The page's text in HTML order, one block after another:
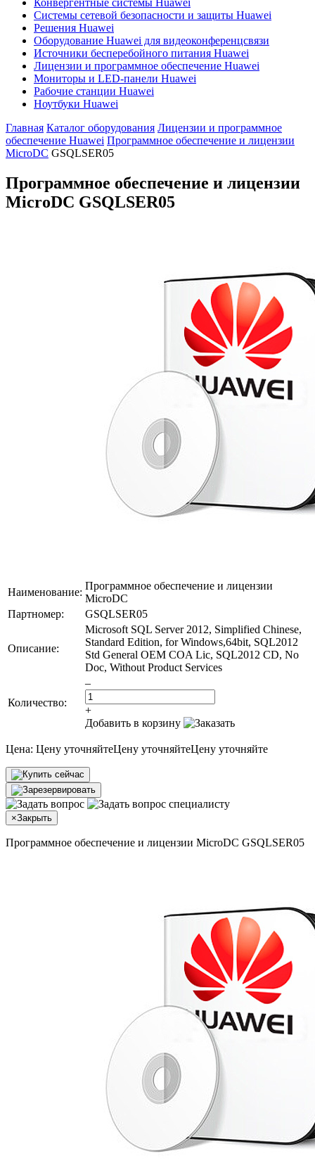
Конвергентные системы Huawei
Системы сетевой безопасности и защиты Huawei
Решения Huawei
Оборудование Huawei для видеоконференцсвязи
Источники бесперебойного питания Huawei
Лицензии и программное обеспечение Huawei
Мониторы и LED-панели Huawei
Рабочие станции Huawei
Ноутбуки Huawei
Главная Каталог оборудования Лицензии и программное
обеспечение Huawei Программное обеспечение и лицензии
MicroDC GSQLSER05
Программное обеспечение и лицензии
MicroDC GSQLSER05
Наименование:
Программное обеспечение и лицензии
MicroDC
Партномер:
GSQLSER05
Описание:
Microsoft SQL Server 2012, Simplified Chinese,
Standard Edition, for Windows,64bit, SQL2012
Std General OEM COA Lic, SQL2012 CD, No
Doc, Without Product Services
Количество:
–
+
Добавить в корзину
Цена: Цену уточняйтеЦену уточняйтеЦену уточняйте
×Закрыть
Программное обеспечение и лицензии MicroDC GSQLSER05